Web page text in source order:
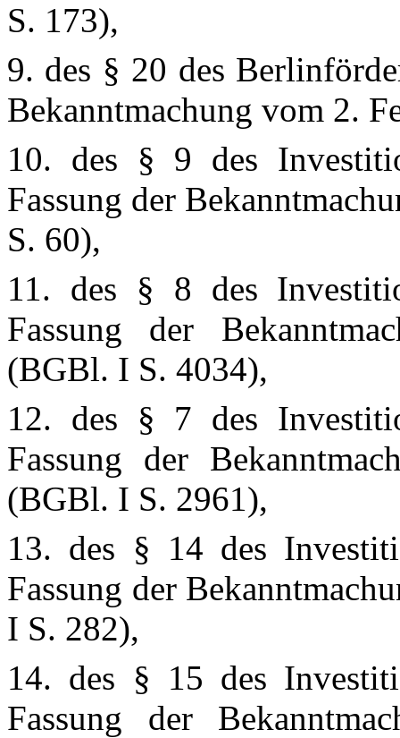
S. 173),
9. des § 20 des
Bekanntmachung vom 2.
10. des § 9 des
Fassung der
S. 60),
11. des § 8 des
Fassung der
(BGBl. I S. 4034),
12. des § 7 des
Fassung der
(BGBl. I S. 2961),
13. des § 14 des
Fassung der
I S. 282),
14. des § 15 des
Fassung der